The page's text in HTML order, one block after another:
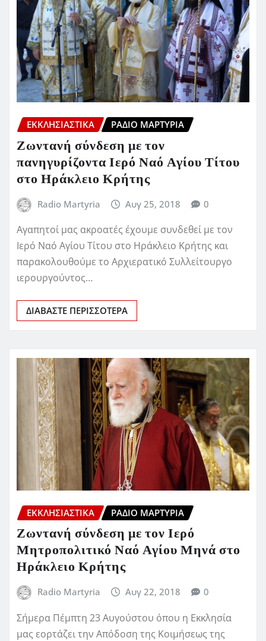
ΕΚΚΛΗΣΙΑΣΤΙΚΆ ΡΆΔΙΟ ΜΑΡΤΥΡΊΑ
Ζωντανή σύνδεση με τον
πανηγυρίζοντα Ιερό Ναό Αγίου Τίτου
στο Ηράκλειο Κρήτης
Radio Martyria Αυγ 25, 2018 0
Αγαπητοί μας ακροατές έχουμε συνδεθεί με τον
Ιερό Ναό Αγίου Τίτου στο Ηράκλειο Κρήτης και
παρακολουθούμε το Αρχιερατικό Συλλείτουργο
ιερουργούντος…
ΔΙΑΒΆΣΤΕ ΠΕΡΙΣΣΌΤΕΡΑ
ΕΚΚΛΗΣΙΑΣΤΙΚΆ ΡΆΔΙΟ ΜΑΡΤΥΡΊΑ
Ζωντανή σύνδεση με τον Ιερό
Μητροπολιτικό Ναό Αγίου Μηνά στο
Ηράκλειο Κρήτης
Radio Martyria Αυγ 22, 2018 0
Σήμερα Πέμπτη 23 Αυγούστου όπου η Εκκλησία
μας εορτάζει την Απόδοση της Κοιμήσεως της